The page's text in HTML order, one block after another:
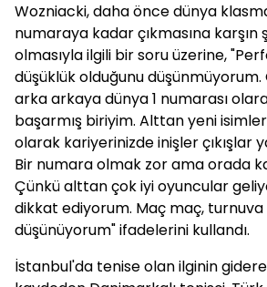
Wozniacki, daha önce dünya
numaraya kadar çıkmasına karşın
olmasıyla ilgili bir soru üzerine,
düşüklük olduğunu düşünmüyorum.
arka arkaya dünya 1 numarası
başarmış biriyim. Alttan yeni
olarak kariyerinizde inişler çıkışlar
Bir numara olmak zor ama orada
Çünkü alttan çok iyi oyuncular
dikkat ediyorum. Maç maç,
düşünüyorum" ifadelerini kullandı.
İstanbul'da tenise olan ilginin